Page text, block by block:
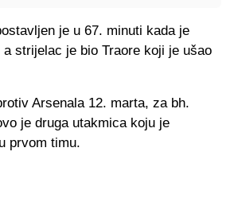
je u 67. minuti kada je
strijelac je bio Traore koji je ušao
Arsenala 12. marta, za bh.
je druga utakmica koju je
prvom timu.